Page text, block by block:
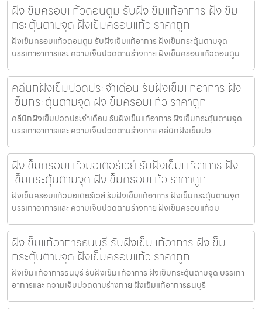
ฝังเข็มครอบแก้วดอนตูม รับฝังเข็มแก้อาการ ฝังเข็ม
กระตุ้นตามจุด ฝังเข็มครอบแก้ว ราคาถูก
ฝังเข็มครอบแก้วดอนตูม รับฝังเข็มแก้อาการ ฝังเข็มกระตุ้นตามจุด
บรรเทาอาการและ ความเจ็บปวดตามร่างกาย ฝังเข็มครอบแก้วดอนตูม
คลีนิกฝังเข็มปวดประจําเดือน รับฝังเข็มแก้อาการ ฝัง
เข็มกระตุ้นตามจุด ฝังเข็มครอบแก้ว ราคาถูก
คลีนิกฝังเข็มปวดประจําเดือน รับฝังเข็มแก้อาการ ฝังเข็มกระตุ้นตามจุด
บรรเทาอาการและ ความเจ็บปวดตามร่างกาย คลีนิกฝังเข็มปว
ฝังเข็มครอบแก้วมอเตอร์เวย์ รับฝังเข็มแก้อาการ ฝัง
เข็มกระตุ้นตามจุด ฝังเข็มครอบแก้ว ราคาถูก
ฝังเข็มครอบแก้วมอเตอร์เวย์ รับฝังเข็มแก้อาการ ฝังเข็มกระตุ้นตามจุด
บรรเทาอาการและ ความเจ็บปวดตามร่างกาย ฝังเข็มครอบแก้วม
ฝังเข็มแก้อาการธนบุรี รับฝังเข็มแก้อาการ ฝังเข็ม
กระตุ้นตามจุด ฝังเข็มครอบแก้ว ราคาถูก
ฝังเข็มแก้อาการธนบุรี รับฝังเข็มแก้อาการ ฝังเข็มกระตุ้นตามจุด บรรเทา
อาการและ ความเจ็บปวดตามร่างกาย ฝังเข็มแก้อาการธนบุรี